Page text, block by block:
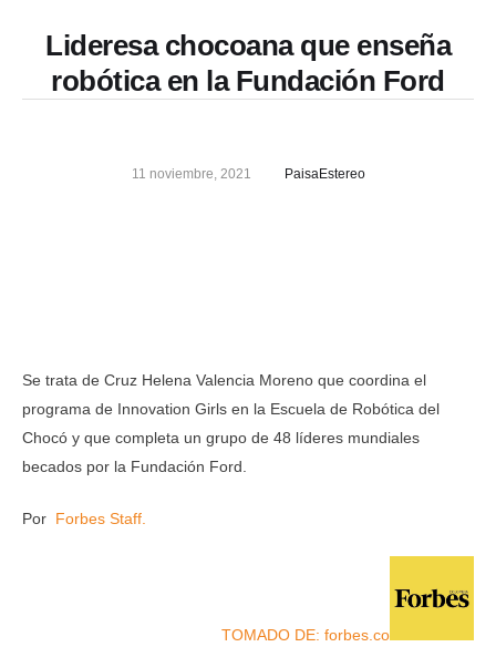
Lideresa chocoana que enseña
robótica en la Fundación Ford
11 noviembre, 2021 PaisaEstereo
Se trata de Cruz Helena Valencia Moreno que coordina el
programa de Innovation Girls en la Escuela de Robótica del
Chocó y que completa un grupo de 48 líderes mundiales
becados por la Fundación Ford.
Por Forbes Staff.
TOMADO DE: forbes.co